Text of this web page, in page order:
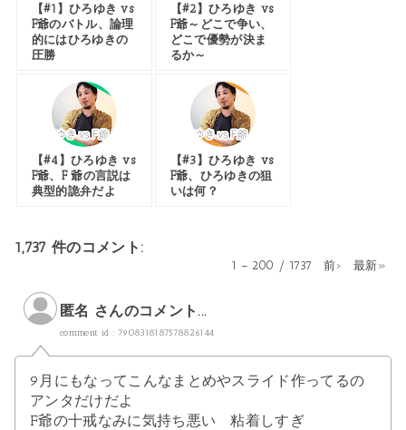
【#1】ひろゆき vs
F爺のバトル、論理
的にはひろゆきの
圧勝
【#2】ひろゆき vs
F爺～どこで争い、
どこで優勢が決ま
るか～
【#4】ひろゆき vs
F爺、F 爺の言説は
典型的詭弁だよ
【#3】ひろゆき vs
F爺、ひろゆきの狙
いは何？
1,737 件のコメント:
1 – 200 / 1737前› 最新»
匿名 さんのコメント...
comment id : 7908318187578826144
9月にもなってこんなまとめやスライド作ってるの
アンタだけだよ
F爺の十戒なみに気持ち悪い 粘着しすぎ